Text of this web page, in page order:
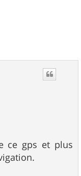
ce gps et plus